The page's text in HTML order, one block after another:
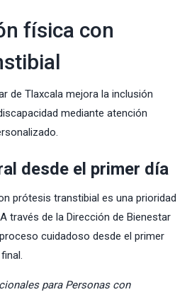
física con
de Tlaxcala mejora la inclusión
mediante atención
desde el primer día
prótesis transtibial es una prioridad
través de la Dirección de Bienestar
cuidadoso desde el primer
para Personas con